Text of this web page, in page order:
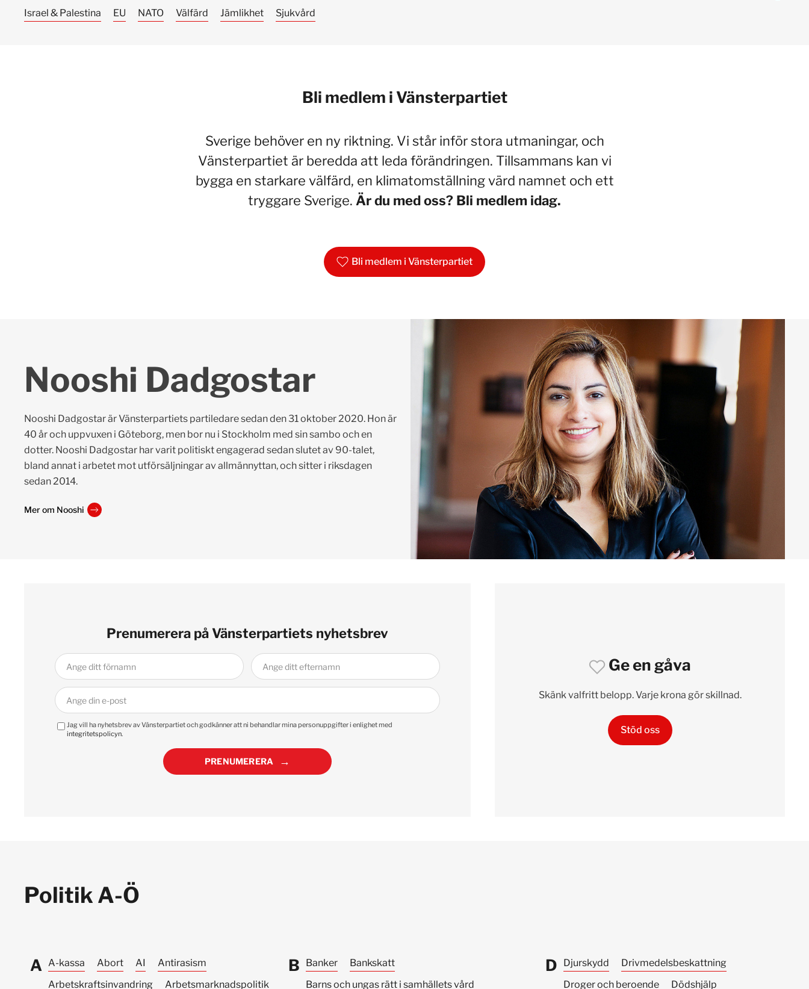
Israel & Palestina EU NATO Välfärd Jämlikhet Sjukvård
Bli medlem i Vänsterpartiet
Sverige behöver en ny riktning. Vi står inför stora utmaningar, och
Vänsterpartiet är beredda att leda förändringen. Tillsammans kan vi
bygga en starkare välfärd, en klimatomställning värd namnet och ett
tryggare Sverige. Är du med oss? Bli medlem idag.
Bli medlem i Vänsterpartiet
Nooshi Dadgostar
Nooshi Dadgostar är Vänsterpartiets partiledare sedan den 31 oktober 2020. Hon är
40 år och uppvuxen i Göteborg, men bor nu i Stockholm med sin sambo och en
dotter. Nooshi Dadgostar har varit politiskt engagerad sedan slutet av 90-talet,
bland annat i arbetet mot utförsäljningar av allmännyttan, och sitter i riksdagen
sedan 2014.
Mer om Nooshi
Prenumerera på Vänsterpartiets nyhetsbrev
Jag vill ha nyhetsbrev av Vänsterpartiet och godkänner att ni behandlar mina personuppgifter i enlighet med
integritetspolicyn.
PRENUMERERA
Ge en gåva
Skänk valfritt belopp. Varje krona gör skillnad.
Stöd oss
Politik A-Ö
A A-kassa Abort AI
Antirasism
Arbetskraftsinvandring
Arbetsmarknadspolitik
B Banker
Bankskatt
Barns och ungas rätt i samhällets vård
D Djurskydd
Drivmedels­beskattning
Droger och beroende
Dödshjälp